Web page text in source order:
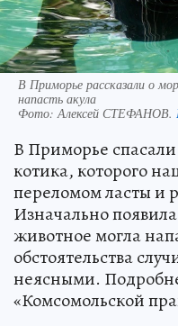
В Приморье рассказали о
напасть акула
Фото:Алексей СТЕФАНОВ.
В Приморье
котика, которого
переломом ласты и
Изначально
животное могла
обстоятельства
неясными.
«Комсомольской